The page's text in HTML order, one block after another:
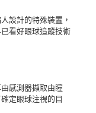
設計的特殊裝置，
看好眼球追蹤技術
感測器擷取由瞳
定眼球注視的目